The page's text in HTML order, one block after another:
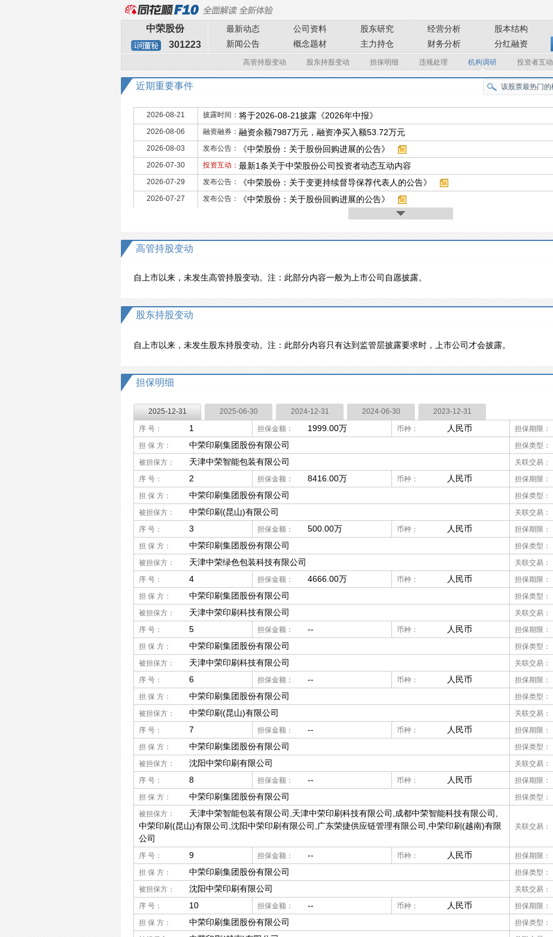
中荣股份
301223
最新动态 公司资料 股东研究 经营分析 股本结构
新闻公告
概念题材 主力持仓 财务分析 分红融资
高管持股变动 股东持股变动 担保明细 违规处理 机构调研 投资者互动
近期重要事件
2026-08-21 披露时间： 将于2026-08-21披露《2026年中报》
2026-08-06 融资融券： 融资余额7987万元，融资净买入额53.72万元
2026-08-03 发布公告： 《中荣股份：关于股份回购进展的公告》
2026-07-30 投资互动： 最新1条关于中荣股份公司投资者动态互动内容
2026-07-29 发布公告： 《中荣股份：关于变更持续督导保荐代表人的公告》
2026-07-27 发布公告： 《中荣股份：关于股份回购进展的公告》
高管持股变动
自上市以来，未发生高管持股变动。注：此部分内容一般为上市公司自愿披露。
股东持股变动
自上市以来，未发生股东持股变动。注：此部分内容只有达到监管层披露要求时，上市公司才会披露。
担保明细
2025-12-31 2025-06-30 2024-12-31 2024-06-30 2023-12-31
序 号： 1 担保金额： 1999.00万 币种： 人民币 担保期限：
担 保 方： 中荣印刷集团股份有限公司 担保类型：
被担保方： 天津中荣智能包装有限公司 关联交易：
序 号： 2 担保金额： 8416.00万 币种： 人民币 担保期限：
担 保 方： 中荣印刷集团股份有限公司 担保类型：
被担保方： 中荣印刷(昆山)有限公司 关联交易：
序 号： 3 担保金额： 500.00万 币种： 人民币 担保期限：
担 保 方： 中荣印刷集团股份有限公司 担保类型：
被担保方： 天津中荣绿色包装科技有限公司 关联交易：
序 号： 4 担保金额： 4666.00万 币种： 人民币 担保期限：
担 保 方： 中荣印刷集团股份有限公司 担保类型：
被担保方： 天津中荣印刷科技有限公司 关联交易：
序 号： 5 担保金额： -- 币种： 人民币 担保期限：
担 保 方： 中荣印刷集团股份有限公司 担保类型：
被担保方： 天津中荣印刷科技有限公司 关联交易：
序 号： 6 担保金额： -- 币种： 人民币 担保期限：
担 保 方： 中荣印刷集团股份有限公司 担保类型：
被担保方： 中荣印刷(昆山)有限公司 关联交易：
序 号： 7 担保金额： -- 币种： 人民币 担保期限：
担 保 方： 中荣印刷集团股份有限公司 担保类型：
被担保方： 沈阳中荣印刷有限公司 关联交易：
序 号： 8 担保金额： -- 币种： 人民币 担保期限：
担 保 方： 中荣印刷集团股份有限公司 担保类型：
被担保方：
天津中荣智能包装有限公司,天津中荣印刷科技有限公司,成都中荣智能科技有限公司,
中荣印刷(昆山)有限公司,沈阳中荣印刷有限公司,广东荣捷供应链管理有限公司,中荣印刷(越南)有限
公司
关联交易：
序 号： 9 担保金额： -- 币种： 人民币 担保期限：
担 保 方： 中荣印刷集团股份有限公司 担保类型：
被担保方： 沈阳中荣印刷有限公司 关联交易：
序 号： 10 担保金额： -- 币种： 人民币 担保期限：
担 保 方： 中荣印刷集团股份有限公司 担保类型：